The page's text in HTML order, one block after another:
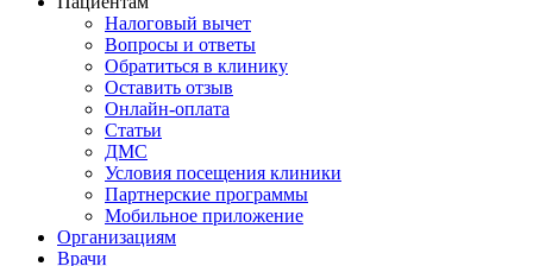
Налоговый вычет
Вопросы и ответы
Обратиться в клинику
Оставить отзыв
Онлайн-оплата
Статьи
ДМС
Условия посещения клиники
Партнерские программы
Мобильное приложение
Организациям
Врачи